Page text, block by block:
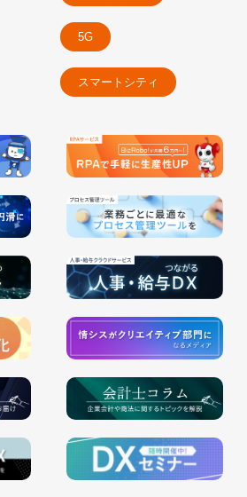
5G
スマートシティ